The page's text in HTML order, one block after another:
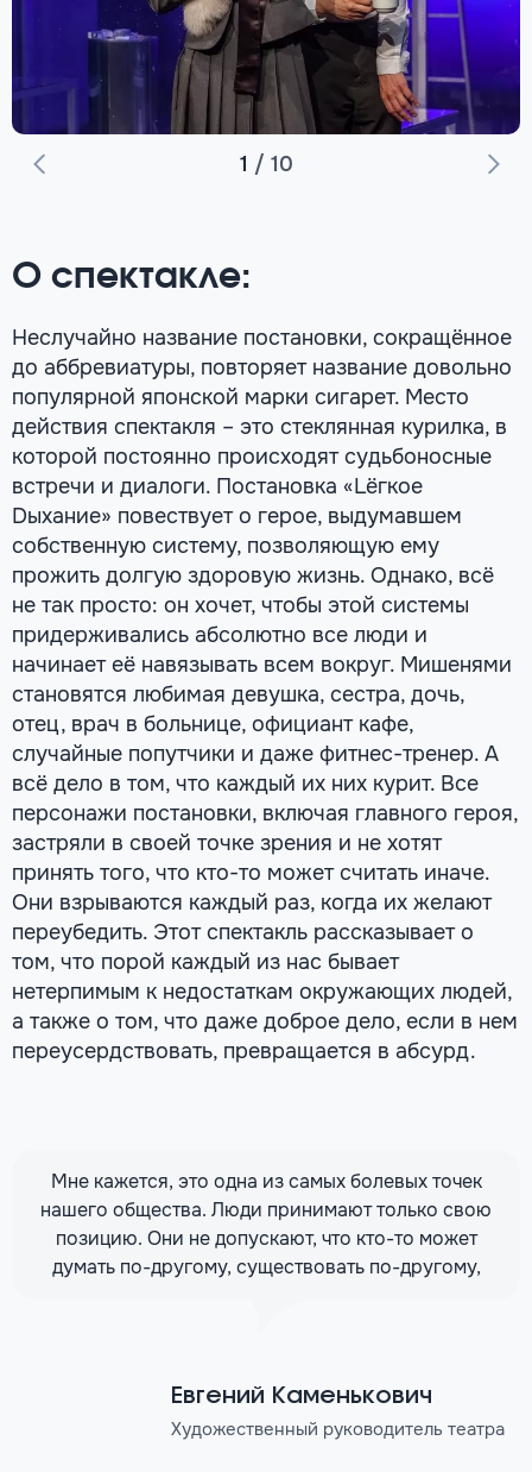
1 / 10
О спектакле:
Неслучайно название постановки, сокращённое
до аббревиатуры, повторяет название довольно
популярной японской марки сигарет. Место
действия спектакля – это стеклянная курилка, в
которой постоянно происходят судьбоносные
встречи и диалоги. Постановка «Lёгкое
Dыхание» повествует о герое, выдумавшем
собственную систему, позволяющую ему
прожить долгую здоровую жизнь. Однако, всё
не так просто: он хочет, чтобы этой системы
придерживались абсолютно все люди и
начинает её навязывать всем вокруг. Мишенями
становятся любимая девушка, сестра, дочь,
отец, врач в больнице, официант кафе,
случайные попутчики и даже фитнес-тренер. А
всё дело в том, что каждый их них курит. Все
персонажи постановки, включая главного героя,
застряли в своей точке зрения и не хотят
принять того, что кто-то может считать иначе.
Они взрываются каждый раз, когда их желают
переубедить. Этот спектакль рассказывает о
том, что порой каждый из нас бывает
нетерпимым к недостаткам окружающих людей,
а также о том, что даже доброе дело, если в нем
переусердствовать, превращается в абсурд.
Евгений Каменькович
Художественный руководитель театра
Мне кажется, это одна из самых болевых точек
нашего общества. Люди принимают только свою
позицию. Они не допускают, что кто-то может
думать по-другому, существовать по-другому,